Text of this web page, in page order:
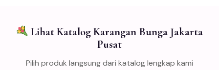
Lihat Katalog Karangan Bunga Jakarta
Pusat
Pilih produk langsung dari katalog lengkap kami